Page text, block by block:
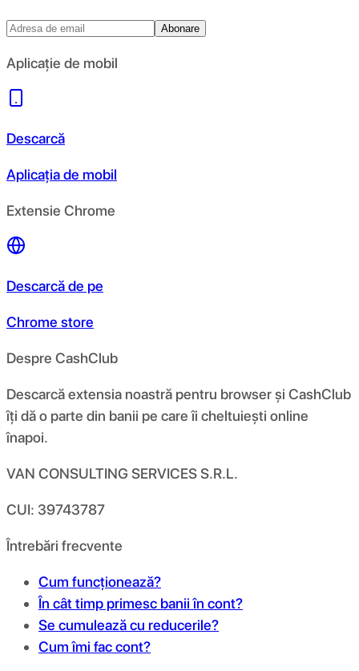
Abonare
Aplicație de mobil
Descarcă
Aplicația de mobil
Extensie Chrome
Descarcă de pe
Chrome store
Despre CashClub
Descarcă extensia noastră pentru browser și CashClub
îți dă o parte din banii pe care îi cheltuiești online
înapoi.
VAN CONSULTING SERVICES S.R.L.
CUI: 39743787
Întrebări frecvente
Cum funcționează?
În cât timp primesc banii în cont?
Se cumulează cu reducerile?
Cum îmi fac cont?